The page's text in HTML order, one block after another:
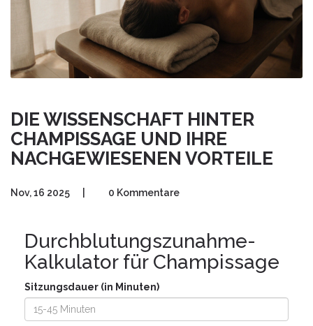
DIE WISSENSCHAFT HINTER
CHAMPISSAGE UND IHRE
NACHGEWIESENEN VORTEILE
Nov, 16 2025 0 Kommentare
Durchblutungszunahme-
Kalkulator für Champissage
Sitzungsdauer (in Minuten)